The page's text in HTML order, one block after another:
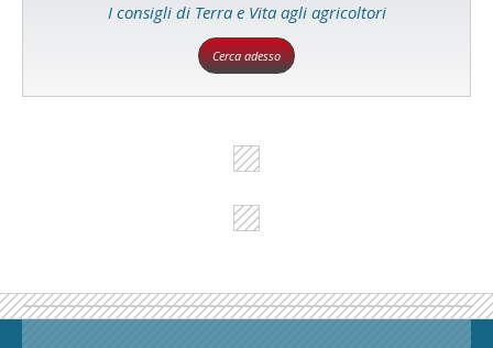
I consigli di Terra e Vita agli agricoltori
Cerca adesso